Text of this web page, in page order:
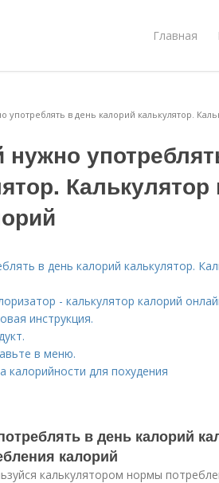
Главная
употреблять в день калорий калькулятор.
нужно
в день калорий калькулятор.
- калькулятор калорий
инструкция.
в меню.
для похудения
в день калорий
калорий
калькулятором нормы